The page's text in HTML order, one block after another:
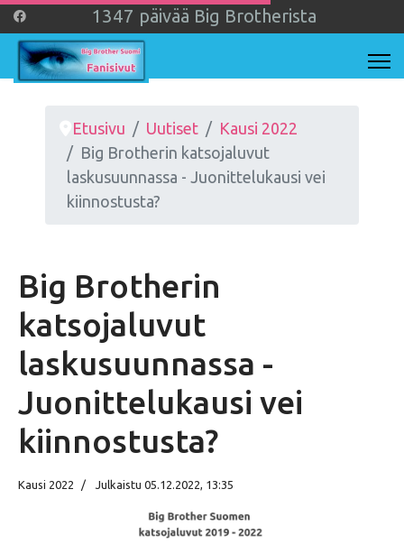
1 347 päivää Big Brotherista
Etusivu Uutiset
Kausi 2022
Big Brotherin katsojaluvut
laskusuunnassa - Juonittelukausi vei
kiinnostusta?
Big Brotherin
katsojaluvut
laskusuunnassa -
Juonittelukausi vei
kiinnostusta?
Kausi 2022 Julkaistu 05.12.2022, 13:35